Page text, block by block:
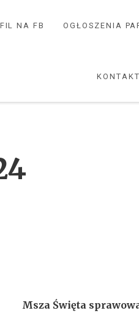
NA FB OGŁOSZENIA
KONTAKT
Msza Święta